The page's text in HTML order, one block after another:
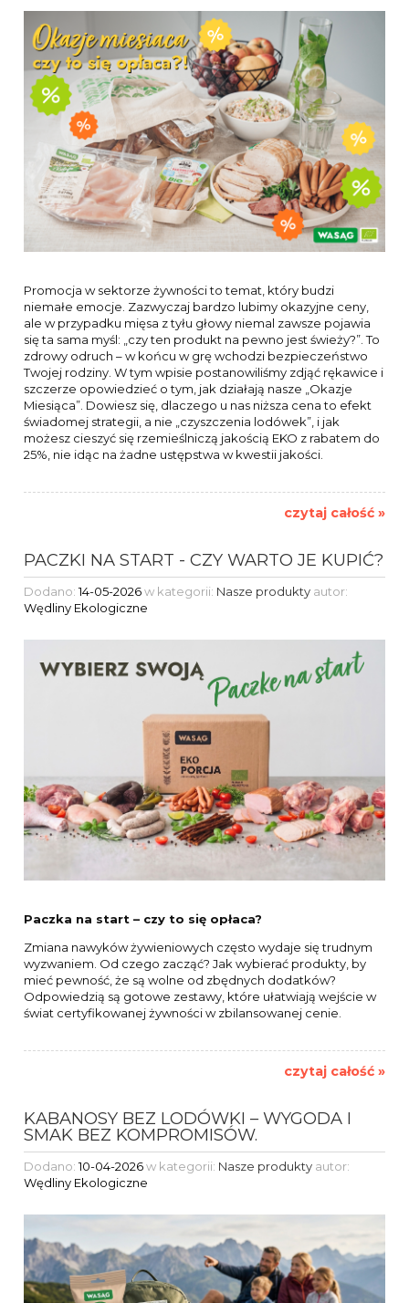
Promocja w sektorze żywności to temat, który budzi
niemałe emocje. Zazwyczaj bardzo lubimy okazyjne ceny,
ale w przypadku mięsa z tyłu głowy niemal zawsze pojawia
się ta sama myśl: „czy ten produkt na pewno jest świeży?”. To
zdrowy odruch – w końcu w grę wchodzi bezpieczeństwo
Twojej rodziny. W tym wpisie postanowiliśmy zdjąć rękawice i
szczerze opowiedzieć o tym, jak działają nasze „Okazje
Miesiąca”. Dowiesz się, dlaczego u nas niższa cena to efekt
świadomej strategii, a nie „czyszczenia lodówek”, i jak
możesz cieszyć się rzemieślniczą jakością EKO z rabatem do
25%, nie idąc na żadne ustępstwa w kwestii jakości.
czytaj całość »
PACZKI NA START - CZY WARTO JE KUPIĆ?
Dodano:14-05-2026w kategorii: Nasze produkty autor:
Wędliny Ekologiczne
Paczka na start – czy to się opłaca?
Zmiana nawyków żywieniowych często wydaje się trudnym
wyzwaniem. Od czego zacząć? Jak wybierać produkty, by
mieć pewność, że są wolne od zbędnych dodatków?
Odpowiedzią są gotowe zestawy, które ułatwiają wejście w
świat certyfikowanej żywności w zbilansowanej cenie.
czytaj całość »
KABANOSY BEZ LODÓWKI – WYGODA I
SMAK BEZ KOMPROMISÓW.
Dodano:10-04-2026w kategorii: Nasze produkty autor:
Wędliny Ekologiczne